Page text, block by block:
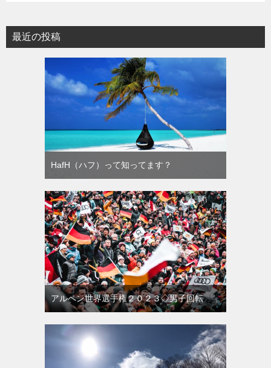
最近の投稿
HafH（ハフ）って知ってます？
アルペン世界選手権２０２３◇男子回転